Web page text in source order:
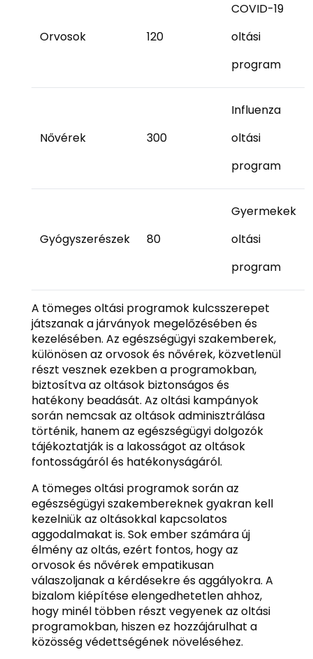
Orvosok 120
COVID-19
oltási
program
Nővérek 300
Influenza
oltási
program
Gyógyszerészek 80
Gyermekek
oltási
program
A tömeges oltási programok kulcsszerepet
játszanak a járványok megelőzésében és
kezelésében. Az egészségügyi szakemberek,
különösen az orvosok és nővérek, közvetlenül
részt vesznek ezekben a programokban,
biztosítva az oltások biztonságos és
hatékony beadását. Az oltási kampányok
során nemcsak az oltások adminisztrálása
történik, hanem az egészségügyi dolgozók
tájékoztatják is a lakosságot az oltások
fontosságáról és hatékonyságáról.
A tömeges oltási programok során az
egészségügyi szakembereknek gyakran kell
kezelniük az oltásokkal kapcsolatos
aggodalmakat is. Sok ember számára új
élmény az oltás, ezért fontos, hogy az
orvosok és nővérek empatikusan
válaszoljanak a kérdésekre és aggályokra. A
bizalom kiépítése elengedhetetlen ahhoz,
hogy minél többen részt vegyenek az oltási
programokban, hiszen ez hozzájárulhat a
közösség védettségének növeléséhez.